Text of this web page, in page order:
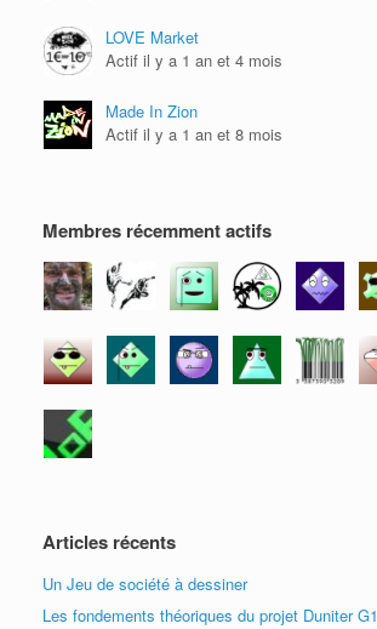
LOVE Market
Actif il y a 1 an et 4 mois
Made In Zion
Actif il y a 1 an et 8 mois
Membres récemment actifs
Articles récents
Un Jeu de société à dessiner
Les fondements théoriques du projet Duniter G1